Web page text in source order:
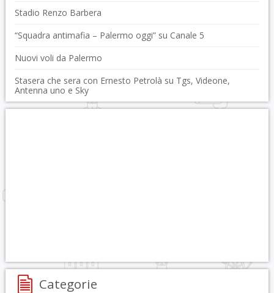
Stadio Renzo Barbera
“Squadra antimafia – Palermo oggi” su Canale 5
Nuovi voli da Palermo
Stasera che sera con Ernesto Petrolà su Tgs, Videone,
Antenna uno e Sky
Categorie